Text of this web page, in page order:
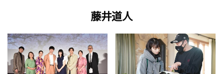
藤井道人